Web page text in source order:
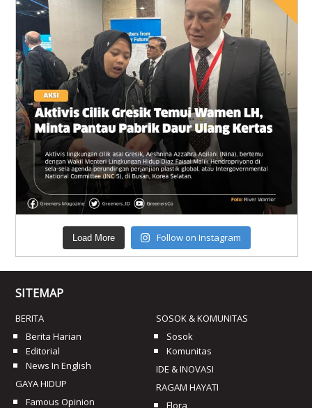
Load More Follow on Instagram
SITEMAP
BERITA
Berita Harian
Editorial
News In English
GAYA HIDUP
Famous Opinion
SOSOK & KOMUNITAS
Sosok
Komunitas
IDE & INOVASI
RAGAM HAYATI
Flora